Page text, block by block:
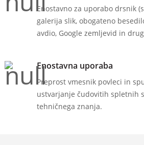
Enostavno za uporabo drsnik
galerija slik, obogateno
avdio, Google zemljevid in
Enostavna uporaba
Preprost vmesnik povleci in
ustvarjanje čudovitih spletnih
tehničnega znanja.